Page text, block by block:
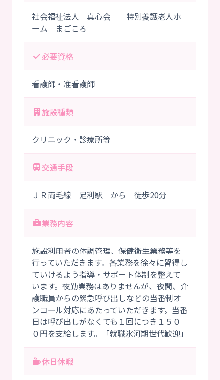
社会福祉法人 真心会 特別養護老人ホ
ーム まごころ
必要資格
看護師・准看護師
施設種類
クリニック・診療所等
交通手段
ＪＲ両毛線 足利駅 から 徒歩20分
業務内容
施設利用者の体調管理、保健衛生業務等を
行っていただきます。各業務を徐々に習得し
ていけるよう指導・サポート体制を整えて
います。夜勤業務はありませんが、夜間、介
護職員からの緊急呼び出しなどの当番制オ
ンコール対応にあたっていただきます。当番
日は呼び出しがなくても１回につき１５０
０円を支給します。「就職氷河期世代歓迎」
休日休暇